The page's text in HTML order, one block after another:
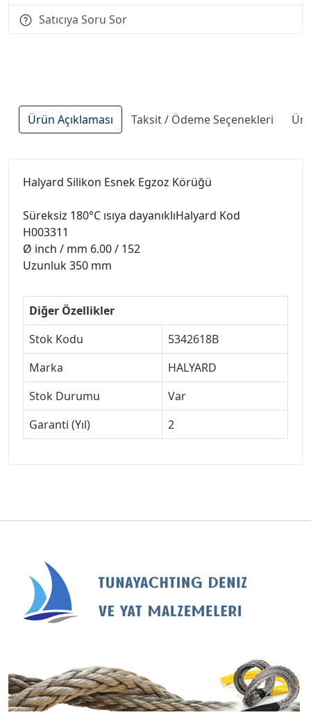
Satıcıya Soru Sor
Ürün Açıklaması Taksit / Ödeme Seçenekleri
Halyard Silikon Esnek Egzoz Körüğü
Süreksiz 180°C ısıya dayanıklıHalyard Kod
H003311
Ø inch / mm 6.00 / 152
Uzunluk 350 mm
Diğer Özellikler
Stok Kodu
5342618B
Marka
HALYARD
Stok Durumu
Var
Garanti (Yıl)
2